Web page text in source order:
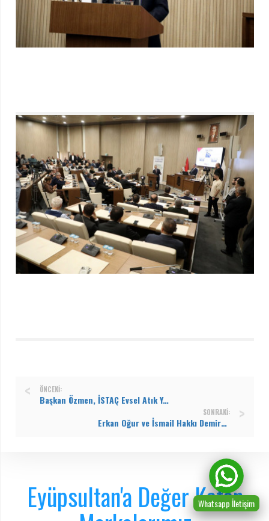
ÖNCEKI:
Başkan Özmen, İSTAÇ Evsel Atık Yakma ve Enerji Üretim Tesisi’nde incelemelerde bulundu
SONRAKI:
Erkan Oğur ve İsmail Hakkı Demircioğlu Eyüpsultanlılar için söyledi
Eyüpsultan'a Değer Katan
Whatsapp İletişim